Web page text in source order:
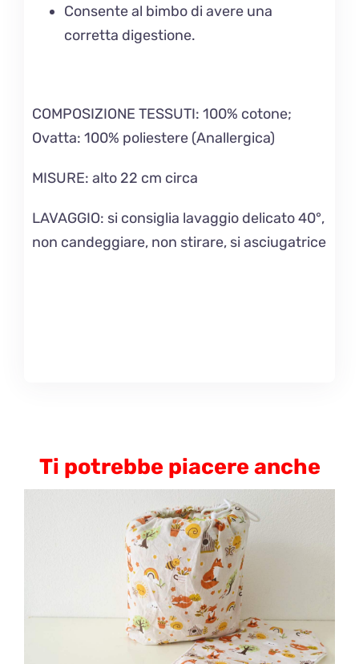
Consente al bimbo di avere una
corretta digestione.
COMPOSIZIONE TESSUTI: 100% cotone;
Ovatta: 100% poliestere (Anallergica)
MISURE: alto 22 cm circa
LAVAGGIO: si consiglia lavaggio delicato 40°,
non candeggiare, non stirare, si asciugatrice
Ti potrebbe piacere anche